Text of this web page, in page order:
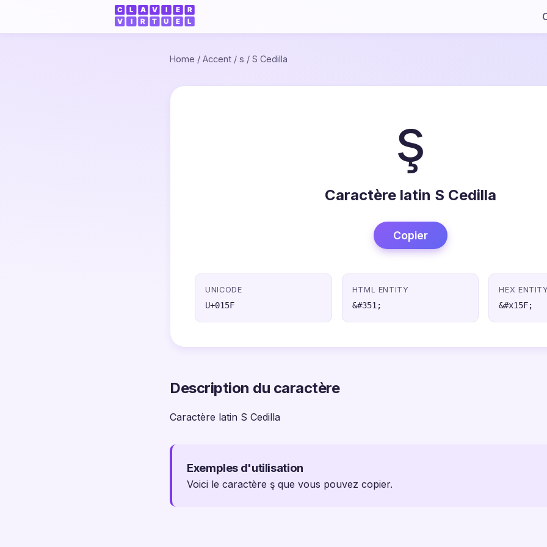
Home / Accent / s / S Cedilla
ş
Caractère latin S Cedilla
Copier
UNICODE
U+015F
HTML ENTITY
&#351;
HEX
&#x15F;
Description du caractère
Caractère latin S Cedilla
Exemples d'utilisation
Voici le caractère ş que vous pouvez copier.